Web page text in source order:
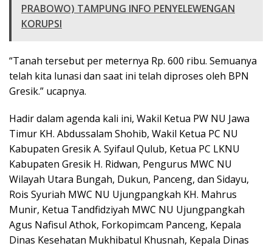
PRABOWO) TAMPUNG INFO PENYELEWENGAN
KORUPSI
“Tanah tersebut per meternya Rp. 600 ribu. Semuanya
telah kita lunasi dan saat ini telah diproses oleh BPN
Gresik.” ucapnya.
Hadir dalam agenda kali ini, Wakil Ketua PW NU Jawa
Timur KH. Abdussalam Shohib, Wakil Ketua PC NU
Kabupaten Gresik A. Syifaul Qulub, Ketua PC LKNU
Kabupaten Gresik H. Ridwan, Pengurus MWC NU
Wilayah Utara Bungah, Dukun, Panceng, dan Sidayu,
Rois Syuriah MWC NU Ujungpangkah KH. Mahrus
Munir, Ketua Tandfidziyah MWC NU Ujungpangkah
Agus Nafisul Athok, Forkopimcam Panceng, Kepala
Dinas Kesehatan Mukhibatul Khusnah, Kepala Dinas